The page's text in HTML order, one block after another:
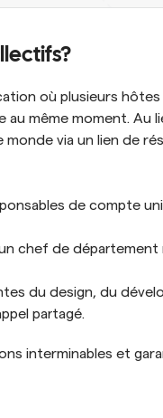
où plusieurs hôtes
même moment. Au
via un lien de
de compte
chef de
du design, du
partagé.
interminables et